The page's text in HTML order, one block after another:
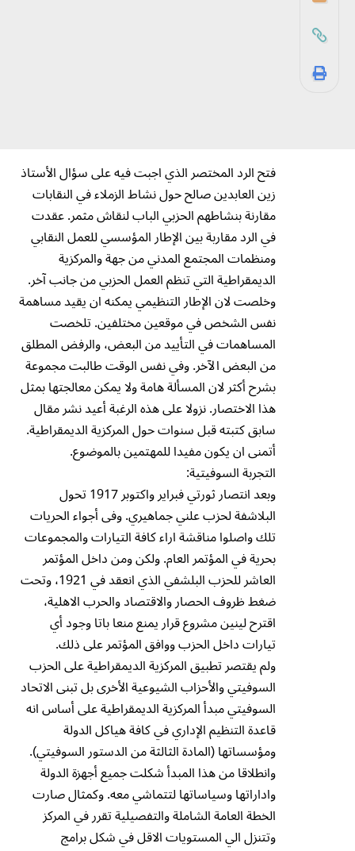
فتح الرد المختصر الذي اجبت فيه على سؤال الأستاذ
زين العابدين صالح حول نشاط الزملاء في النقابات
مقارنة بنشاطهم الحزبي الباب لنقاش مثمر. عقدت
في الرد مقاربة بين الإطار المؤسسي للعمل النقابي
ومنظمات المجتمع المدني من جهة والمركزية
الديمقراطية التي تنظم العمل الحزبي من جانب آخر.
وخلصت لان الإطار التنظيمي يمكنه ان يقيد مساهمة
نفس الشخص في موقعين مختلفين. تلخصت
المساهمات في التأييد من البعض، والرفض المطلق
من البعض الآخر. وفي نفس الوقت طالبت مجموعة
بشرح أكثر لان المسألة هامة ولا يمكن معالجتها بمثل
هذا الاختصار. نزولا على هذه الرغبة أعيد نشر مقال
سابق كتبته قبل سنوات حول المركزية الديمقراطية.
أتمنى ان يكون مفيدا للمهتمين بالموضوع.
التجربة السوفيتية:
وبعد انتصار ثورتي فبراير واكتوبر 1917 تحول
البلاشفة لحزب علني جماهيري. وفى أجواء الحريات
تلك واصلوا مناقشة اراء كافة التيارات والمجموعات
بحرية في المؤتمر العام. ولكن ومن داخل المؤتمر
العاشر للحزب البلشفي الذي انعقد في 1921، وتحت
ضغط ظروف الحصار والاقتصاد والحرب الاهلية،
اقترح لينين مشروع قرار يمنع منعا باتا وجود أي
تيارات داخل الحزب ووافق المؤتمر على ذلك.
ولم يقتصر تطبيق المركزية الديمقراطية على الحزب
السوفيتي والأحزاب الشيوعية الأخرى بل تبنى الاتحاد
السوفيتي مبدأ المركزية الديمقراطية على أساس انه
قاعدة التنظيم الإداري في كافة هياكل الدولة
ومؤسساتها (المادة الثالثة من الدستور السوفيتي).
وانطلاقا من هذا المبدأ شكلت جميع أجهزة الدولة
واداراتها وسياساتها لتتماشي معه. وكمثال صارت
الخطة العامة الشاملة والتفصيلية تقرر في المركز
وتتنزل الي المستويات الاقل في شكل برامج